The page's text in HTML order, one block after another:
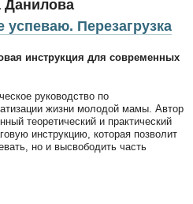
Данилова
успеваю. Перезагрузка
инструкция для современных
руководство по
жизни молодой мамы. Автор
теоретический и практический
инструкцию, которая позволит
но и высвободить часть